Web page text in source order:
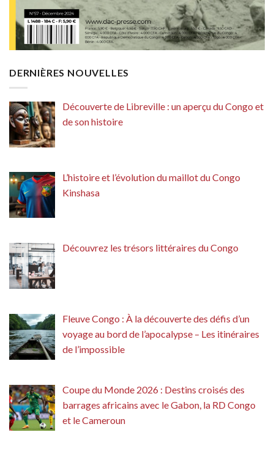
DERNIÈRES NOUVELLES
Découverte de Libreville : un aperçu du Congo et
de son histoire
L’histoire et l’évolution du maillot du Congo
Kinshasa
Découvrez les trésors littéraires du Congo
Fleuve Congo : À la découverte des défis d’un
voyage au bord de l’apocalypse – Les itinéraires
de l’impossible
Coupe du Monde 2026 : Destins croisés des
barrages africains avec le Gabon, la RD Congo
et le Cameroun